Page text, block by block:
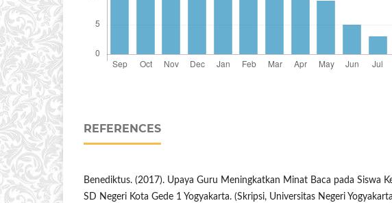
REFERENCES
Benediktus. (2017). Upaya Guru Meningkatkan Minat Baca pada Siswa
SD Negeri Kota Gede 1 Yogyakarta. (Skripsi, Universitas Negeri